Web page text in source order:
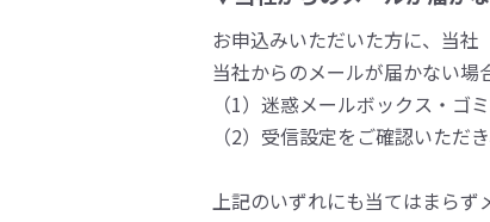
お申込みいただいた方に、当
当社からのメールが届かない場
（1）迷惑メールボックス・ゴ
（2）受信設定をご確認いただ
上記のいずれにも当てはまら